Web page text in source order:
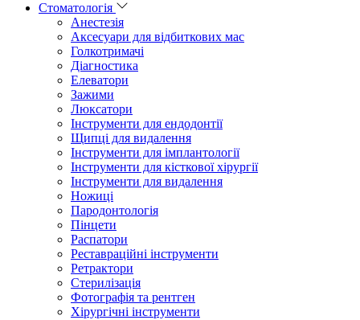
Стоматологія
Анестезія
Аксесуари для відбиткових мас
Голкотримачі
Діагностика
Елеватори
Зажими
Люксатори
Інструменти для ендодонтії
Щипці для видалення
Інструменти для імплантології
Інструменти для кісткової хірургії
Інструменти для видалення
Ножиці
Пародонтологія
Пінцети
Распатори
Реставраційні інструменти
Ретрактори
Стерилізація
Фотографія та рентген
Хірургічні інструменти